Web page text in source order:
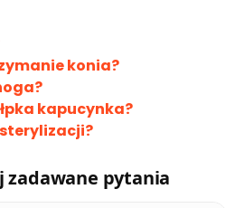
konia?
kapucynka?
zadawane pytania